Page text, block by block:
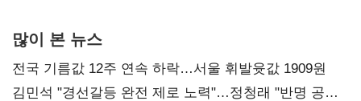
많이 본 뉴스
전국 기름값 12주 연속 하락…서울 휘발윳값 1909원
김민석 "경선갈등 완전 제로 노력"…정청래 "반명 공세